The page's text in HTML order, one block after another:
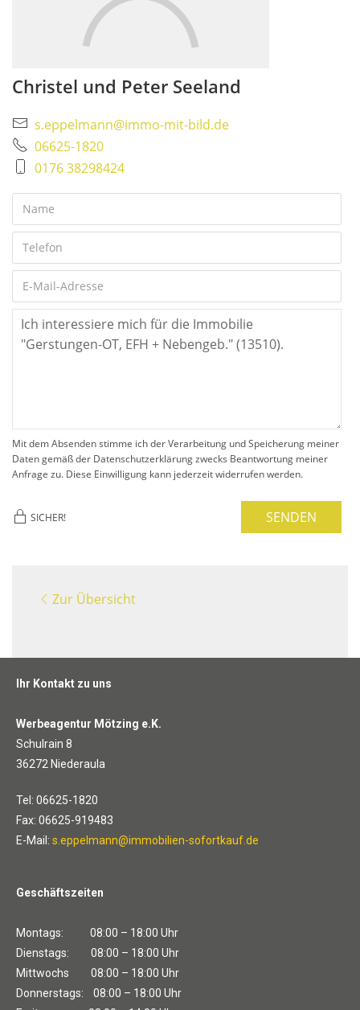
Christel und Peter Seeland
s.eppelmann@immo-mit-bild.de
06625-1820
0176 38298424
Mit dem Absenden stimme ich der Verarbeitung und Speicherung meiner
Daten gemäß der Datenschutzerklärung zwecks Beantwortung meiner
Anfrage zu. Diese Einwilligung kann jederzeit widerrufen werden.
SICHER! SENDEN
Zur Übersicht
Ihr Kontakt zu uns
Werbeagentur Mötzing e.K.
Schulrain 8
36272 Niederaula
Tel: 06625-1820
Fax: 06625-919483
E-Mail: s.eppelmann@immobilien-sofortkauf.de
Geschäftszeiten
Montags: 08:00 – 18:00 Uhr
Dienstags: 08:00 – 18:00 Uhr
Mittwochs 08:00 – 18:00 Uhr
Donnerstags: 08:00 – 18:00 Uhr